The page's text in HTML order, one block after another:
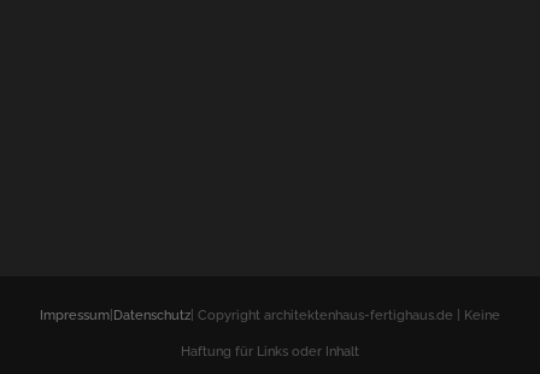
Impressum Datenschutz | Copyright architektenhaus-fertighaus.de | Keine
Haftung für Links oder Inhalt